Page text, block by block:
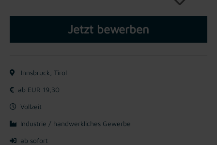
Jetzt bewerben
Innsbruck, Tirol
ab EUR 19,30
Vollzeit
Industrie / handwerkliches Gewerbe
ab sofort